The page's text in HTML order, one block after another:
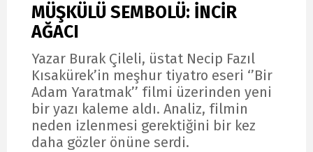
MÜŞKÜLÜ SEMBOLÜ: İNCİR
AĞACI
Yazar Burak Çileli, üstat Necip Fazıl
Kısakürek’in meşhur tiyatro eseri ‘’Bir
Adam Yaratmak’’ filmi üzerinden yeni
bir yazı kaleme aldı. Analiz, filmin
neden izlenmesi gerektiğini bir kez
daha gözler önüne serdi.